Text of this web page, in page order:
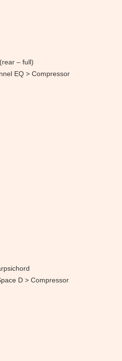
– full)
EQ > Compressor
D > Compressor